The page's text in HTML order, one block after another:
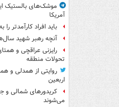
موشک‌های بالستیک
آمریکا
باید افراد کارآمدتر
آنچه رهبر شهید
رایزنی عراقچی و
تحولات منطقه
روایتی از همدلی و
اربعین
کریدورهای شمالی و
می‌شوند